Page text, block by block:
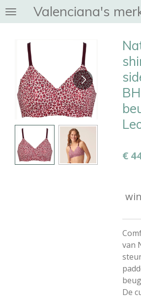
Ga
direct
hoofdinhoud
Valenciana's
€
van
De